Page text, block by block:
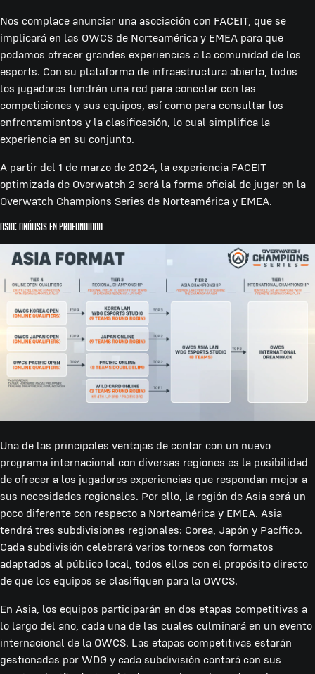
Nos complace anunciar una asociación con FACEIT, que se
implicará en las OWCS de Norteamérica y EMEA para que
podamos ofrecer grandes experiencias a la comunidad de los
esports. Con su plataforma de infraestructura abierta, todos
los jugadores tendrán una red para conectar con las
competiciones y sus equipos, así como para consultar los
enfrentamientos y la clasificación, lo cual simplifica la
experiencia en su conjunto.
A partir del 1 de marzo de 2024, la experiencia FACEIT
optimizada de Overwatch 2 será la forma oficial de jugar en la
Overwatch Champions Series de Norteamérica y EMEA.
Asia: Análisis en profundidad
Una de las principales ventajas de contar con un nuevo
programa internacional con diversas regiones es la posibilidad
de ofrecer a los jugadores experiencias que respondan mejor a
sus necesidades regionales. Por ello, la región de Asia será un
poco diferente con respecto a Norteamérica y EMEA. Asia
tendrá tres subdivisiones regionales: Corea, Japón y Pacífico.
Cada subdivisión celebrará varios torneos con formatos
adaptados al público local, todos ellos con el propósito directo
de que los equipos se clasifiquen para la OWCS.
En Asia, los equipos participarán en dos etapas competitivas a
lo largo del año, cada una de las cuales culminará en un evento
internacional de la OWCS. Las etapas competitivas estarán
gestionadas por WDG y cada subdivisión contará con sus